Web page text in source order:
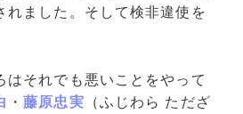
れました。そして検非違使を
はそれでも悪いことをやって
・藤原忠実 （ふじわら ただざ